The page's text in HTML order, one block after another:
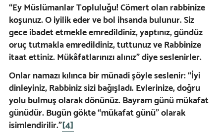
“Ey Müslümanlar Topluluğu! Cömert olan rabbinize
koşunuz. O iyilik eder ve bol ihsanda bulunur. Siz
gece ibadet etmekle emredildiniz, yaptınız, gündüz
oruç tutmakla emredildiniz, tuttunuz ve Rabbinize
itaat ettiniz. Mükâfatlarınızı alınız” diye seslenirler.
Onlar namazı kılınca bir münadi şöyle seslenir: “İyi
dinleyiniz, Rabbiniz sizi bağışladı. Evlerinize, doğru
yolu bulmuş olarak dönünüz. Bayram günü mükafat
günüdür. Bugün gökte “mükafat günü” olarak
isimlendirilir.”[4]